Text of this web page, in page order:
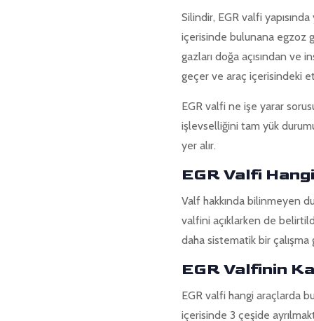
Silindir, EGR valfi
içerisinde bulunana egzoz
gazları doğa açısından ve
geçer ve araç içerisindeki
EGR valfi ne işe yarar
işlevselliğini tam yük
yer alır.
EGR Valfi
Valf hakkında bilinmeyen
valfini açıklarken de
daha sistematik bir
EGR Valfinin
EGR valfi hangi araçlarda
içerisinde 3 çeşide